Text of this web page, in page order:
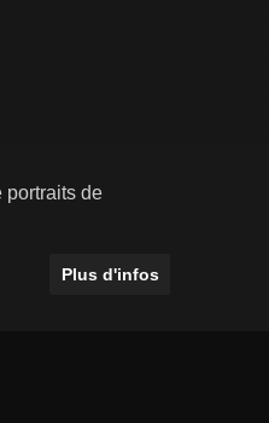
portraits de
Plus d'infos